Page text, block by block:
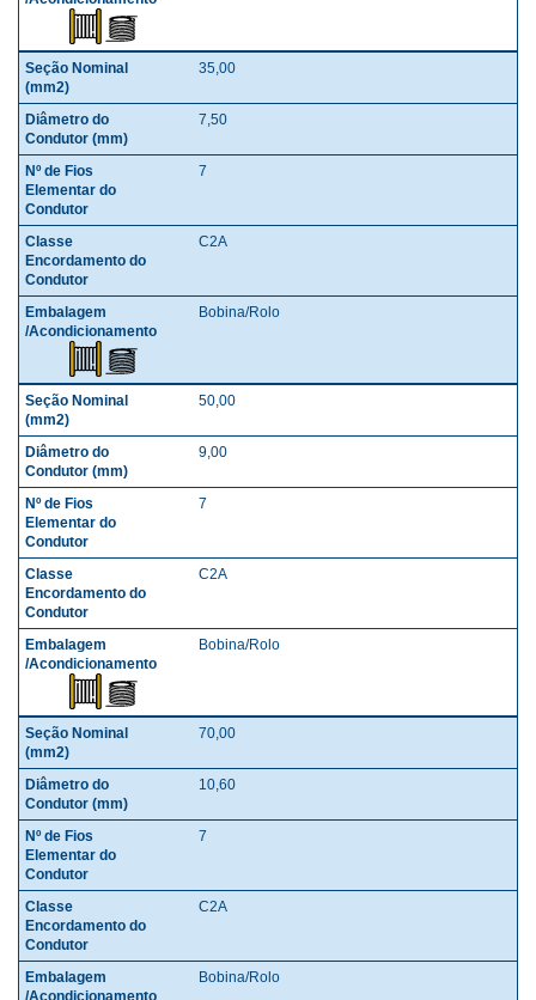
35,00
7,50
7
C2A
Bobina/Rolo
50,00
9,00
7
C2A
Bobina/Rolo
70,00
10,60
7
C2A
Bobina/Rolo